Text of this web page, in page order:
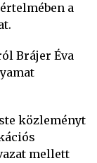
a
Brájer Éva
közleményt
mellett